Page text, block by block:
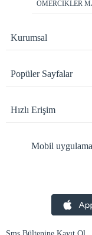
ÖMERCİKLER
Kurumsal
Popüler Sayfalar
Hızlı Erişim
Mobil